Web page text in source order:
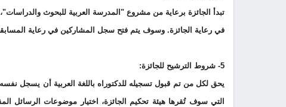
تبدأ الجائزة برعاية من مشروع "المدرسة العربية للبحوث
في رعاية الجائزة. وسوف يتم فتح سجل المشاركين في رعاية
5- شروط الترشيح للجائزة:
يحق لكل من تم قبول تسجيله للدكتوراه باللغة العربية أن يسجل نفسه
التي سوف تُقرها هيئة تحكيم الجائزة، اختيار موضوعات الرسائل